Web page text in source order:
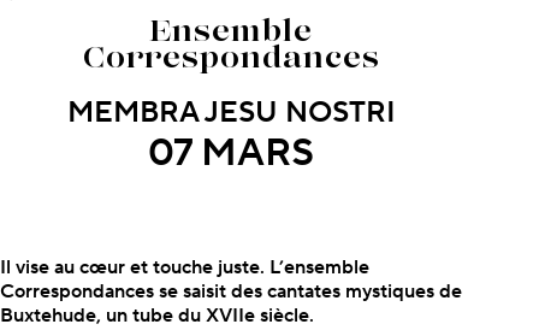
Ensemble
Correspondances
MEMBRA JESU NOSTRI
07 MARS
À propos du concert
Il vise au cœur et touche juste. L’ensemble
Correspondances se saisit des cantates mystiques de
Buxtehude, un tube du XVIIe siècle.